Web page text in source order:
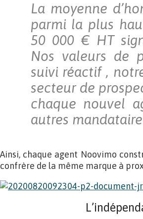
La moyenne
parmi la plus
50 000 € HT
Nos valeurs de
suivi réactif ,
secteur de
chaque nouvel
autres
Ainsi, chaque agent Noovimo
confrère de la même marque à